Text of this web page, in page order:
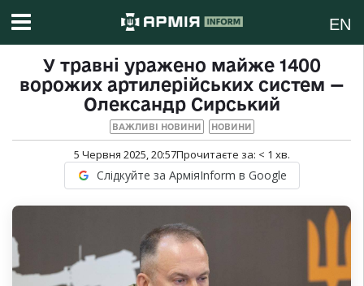
EN
У травні уражено майже 1400
ворожих артилерійських систем —
Олександр Сирський
ВАЖЛИВІ НОВИНИ НОВИНИ
5 Червня 2025, 20:57Прочитаєте за: < 1 хв.
Слідкуйте за АрміяInform в Google